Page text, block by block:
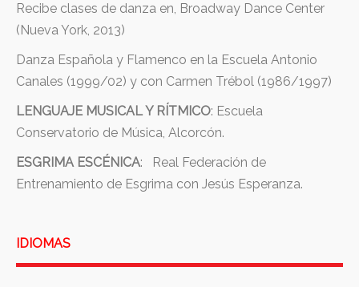
Recibe clases de danza en, Broadway Dance Center
(Nueva York, 2013)
Danza Española y Flamenco en la Escuela Antonio
Canales (1999/02) y con Carmen Trébol (1986/1997)
LENGUAJE MUSICAL Y RÍTMICO: Escuela
Conservatorio de Música, Alcorcón.
ESGRIMA ESCÉNICA: Real Federación de
Entrenamiento de Esgrima con Jesús Esperanza.
IDIOMAS